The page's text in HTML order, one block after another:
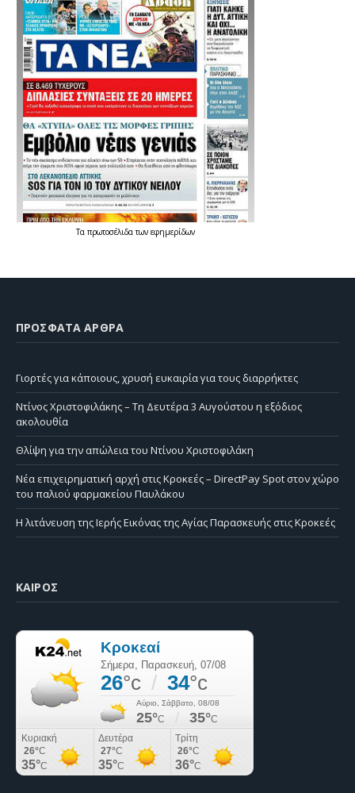
Τα πρωτοσέλιδατων εφημερίδων
ΠΡΌΣΦΑΤΑ ΆΡΘΡΑ
Γιορτές για κάποιους, χρυσή ευκαιρία για τους διαρρήκτες
Ντίνος Χριστοφιλάκης – Τη Δευτέρα 3 Αυγούστου η εξόδιος
ακολουθία
Θλίψη για την απώλεια του Ντίνου Χριστοφιλάκη
Νέα επιχειρηματική αρχή στις Κροκεές – DirectPay Spot στον χώρο
του παλιού φαρμακείου Παυλάκου
Η λιτάνευση της Ιερής Εικόνας της Αγίας Παρασκευής στις Κροκεές
ΚΑΙΡΌΣ